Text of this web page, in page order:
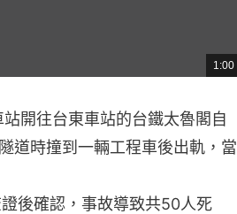
總
共
1:00
開往台東車站的台鐵太魯閣自
道時撞到一輛工程車後出軌，當
後確認，事故導致共50人死